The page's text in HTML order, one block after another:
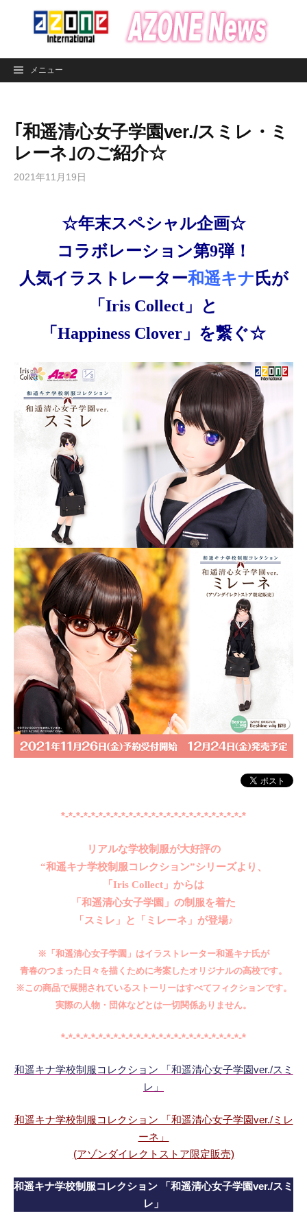
ン
メニュー
｢和遥清心女子学園ver./スミレ・ミ
レーネ｣のご紹介☆
2021年11月19日
☆年末スペシャル企画☆
コラボレーション第9弾！
人気イラストレーター和遥キナ 氏が
「Iris Collect」と
「Happiness Clover」を繋ぐ☆
*-*-*-*-*-*-*-*-*-*-*-*-*-*-*-*-*-*-*-*-*-*-*-*-*
リアルな学校制服が大好評の
“和遥キナ学校制服コレクション”シリーズより、
「Iris Collect」からは
「和遥清心女子学園」の制服を着た
「スミレ」と「ミレーネ」が登場♪
※「和遥清心女子学園」はイラストレーター和遥キナ氏が
青春のつまった日々を描くために考案したオリジナルの高校です。
※この商品で展開されているストーリーはすべてフィクションです。
実際の人物・団体などとは一切関係ありません。
*-*-*-*-*-*-*-*-*-*-*-*-*-*-*-*-*-*-*-*-*-*-*-*-*
和遥キナ学校制服コレクション 「和遥清心女子学園ver./スミ
レ」
和遥キナ学校制服コレクション 「和遥清心女子学園ver./ミレ
ーネ」
(アゾンダイレクトストア限定販売)
和遥キナ学校制服コレクション 「和遥清心女子学園ver./スミ
レ」